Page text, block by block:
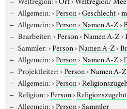
Allgemein:›Person›Geschlecht›
Allgemein:›Person›Namen A-Z›
Bearbeiter:›Person›Namen A-Z›
Sammler:›Person›Namen A-Z›
Allgemein:›Person›Namen A-Z›
Projektleiter:›Person›Namen A-Z
Allgemein:›Person›
Religion:›Person›
Allgemein:›Person›Sammler